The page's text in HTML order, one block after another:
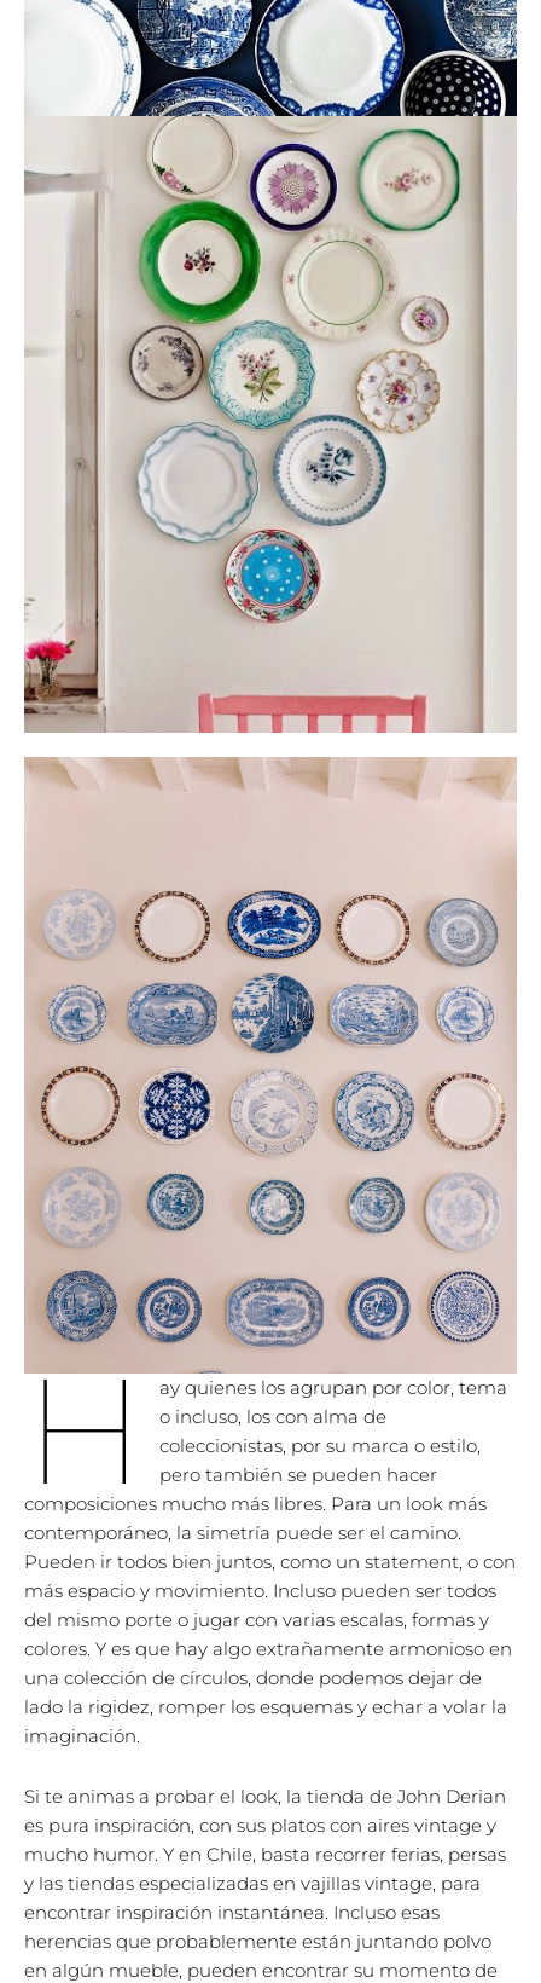
H
ay quienes los agrupan por color, tema
o incluso, los con alma de
coleccionistas, por su marca o estilo,
pero también se pueden hacer
composiciones mucho más libres. Para un look más
contemporáneo, la simetría puede ser el camino.
Pueden ir todos bien juntos, como un statement, o con
más espacio y movimiento. Incluso pueden ser todos
del mismo porte o jugar con varias escalas, formas y
colores. Y es que hay algo extrañamente armonioso en
una colección de círculos, donde podemos dejar de
lado la rigidez, romper los esquemas y echar a volar la
imaginación.
Si te animas a probar el look, la tienda de John Derian
es pura inspiración, con sus platos con aires vintage y
mucho humor. Y en Chile, basta recorrer ferias, persas
y las tiendas especializadas en vajillas vintage, para
encontrar inspiración instantánea. Incluso esas
herencias que probablemente están juntando polvo
en algún mueble, pueden encontrar su momento de